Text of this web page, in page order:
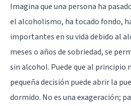
Imagina que una persona ha
el alcoholismo, ha tocado fondo,
importantes en su vida debido al
meses o años de sobriedad, se
sin alcohol. Puede que al principio
pequeña decisión puede abrir la
dormido. No es una exageración;